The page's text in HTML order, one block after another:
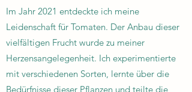
Im Jahr 2021 entdeckte ich meine
Leidenschaft für Tomaten. Der Anbau dieser
vielfältigen Frucht wurde zu meiner
Herzensangelegenheit. Ich experimentierte
mit verschiedenen Sorten, lernte über die
Bedürfnisse dieser Pflanzen und teilte die